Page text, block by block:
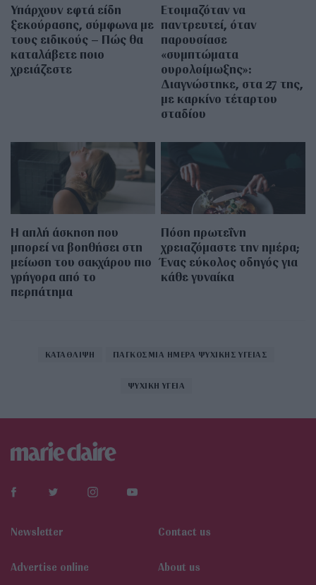
Υπάρχουν εφτά είδη
ξεκούρασης, σύμφωνα με
τους ειδικούς – Πώς θα
καταλάβετε ποιο
χρειάζεστε
Ετοιμαζόταν να
παντρευτεί, όταν
παρουσίασε
«συμπτώματα
ουρολοίμωξης»:
Διαγνώστηκε, στα 27 της,
με καρκίνο τέταρτου
σταδίου
Η απλή άσκηση που
μπορεί να βοηθήσει στη
μείωση του σακχάρου πιο
γρήγορα από το
περπάτημα
Πόση πρωτεΐνη
χρειαζόμαστε την ημέρα;
Ένας εύκολος οδηγός για
κάθε γυναίκα
ΚΑΤΑΘΛΙΨΗ ΠΑΓΚΟΣΜΙΑ ΗΜΕΡΑ ΨΥΧΙΚΗΣ ΥΓΕΙΑΣ
ΨΥΧΙΚΗ ΥΓΕΙΑ
Newsletter Contact us
Αdvertise online About us